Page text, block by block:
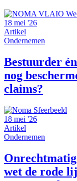
18 mei '26
Artikel
Ondernemen
Bestuurder
nog
claims?
18 mei '26
Artikel
Ondernemen
wet de rode